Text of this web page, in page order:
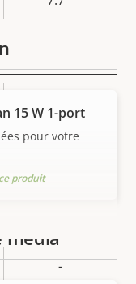
Baseline,
-
15 W 1-port
pour votre
produit
média